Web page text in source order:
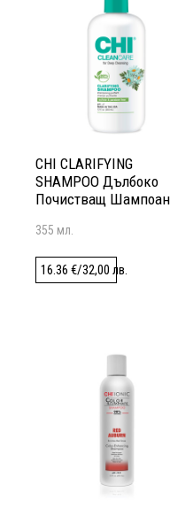
CHI CLARIFYING
SHAMPOO Дълбоко
Почистващ
355 мл.
16.36 €/32,00 лв.